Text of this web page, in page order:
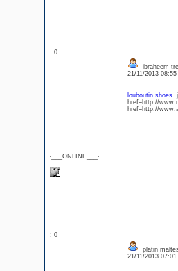
: 0
{___ONLINE___}
ibraheem
21/11/2013
louboutin shoes
href=http://
href=http://
: 0
platin
21/11/2013